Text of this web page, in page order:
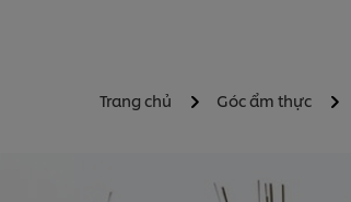
Trang chủ Góc ẩm thực